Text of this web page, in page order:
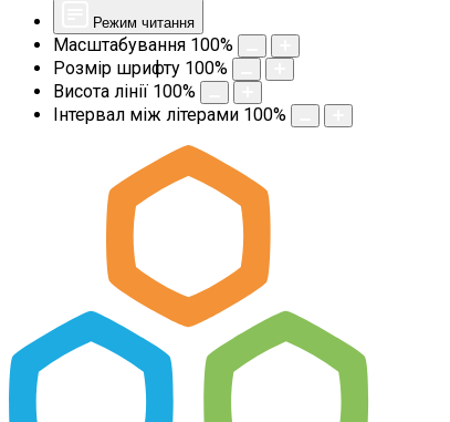
Режим читання
Масштабування 100%
Розмір шрифту 100%
Висота лінії 100%
Інтервал між літерами 100%